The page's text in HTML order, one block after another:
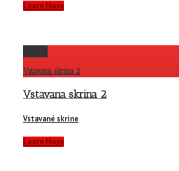
Learn More
Vstavana skrina 2
Vstavana skrina 2
Vstavané skrine
Learn More